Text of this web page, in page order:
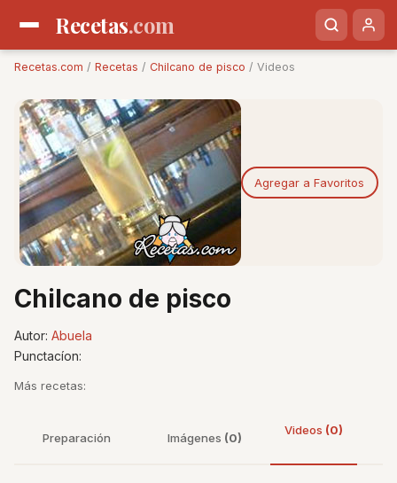
Recetas.com
Recetas.com / Recetas / Chilcano de pisco / Videos
Agregar a Favoritos
Chilcano de pisco
Autor: Abuela
Punctacíon:
Más recetas:
Preparación Imágenes (0)
Videos (0)